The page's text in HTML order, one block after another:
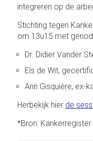
integreren op de
Stichting tegen
om 13u15 met
Dr. Didier Vander
Els de Wit,
Ann Gisquière, ex-
Herbekijk hier de
*Bron: Kankerregister